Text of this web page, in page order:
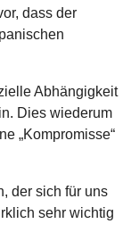
dass der
Abhängigkeit
Dies wiederum
„Kompromisse“
der sich für uns
sehr wichtig